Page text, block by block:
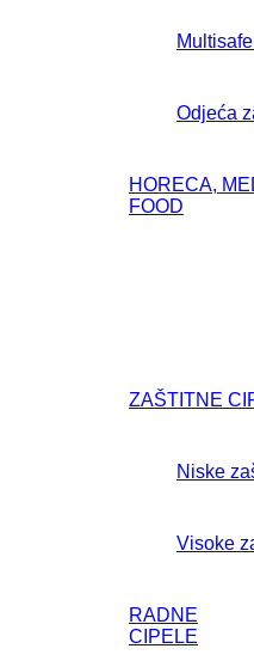
Odjeća
HORECA,
FOOD
ZAŠTITNE
Niske
Visoke
RADNE
CIPELE